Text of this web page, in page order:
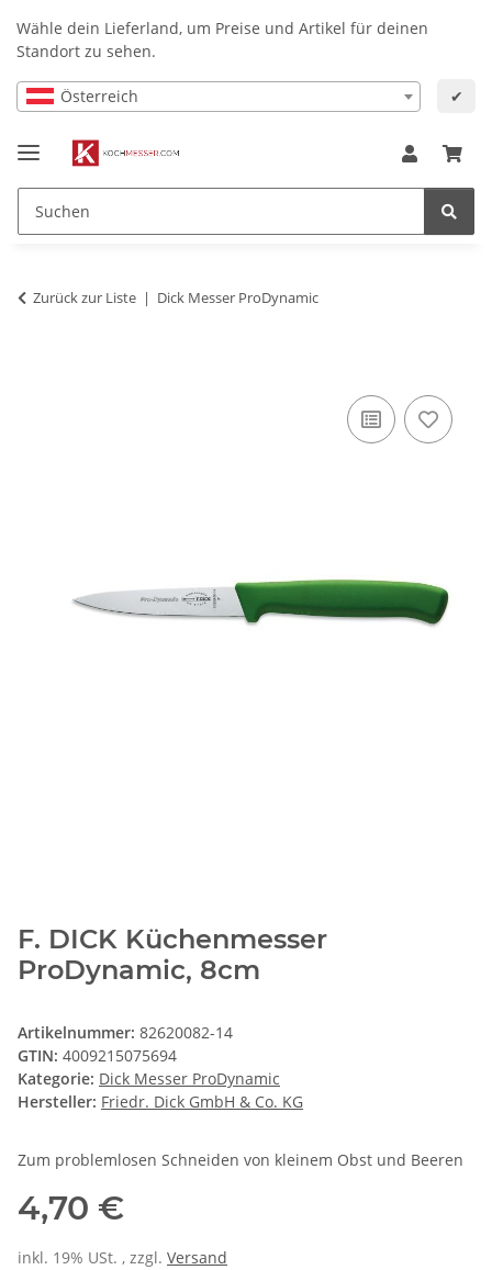
Wähle dein Lieferland, um Preise und Artikel für deinen
Standort zu sehen.
Österreich ✔
Zurück zur Liste Dick Messer ProDynamic
F. DICK Küchenmesser
ProDynamic, 8cm
Artikelnummer: 82620082-14
GTIN: 4009215075694
Kategorie: Dick Messer ProDynamic
Hersteller: Friedr. Dick GmbH & Co. KG
Zum problemlosen Schneiden von kleinem Obst und Beeren
4,70 €
inkl. 19% USt. , zzgl. Versand